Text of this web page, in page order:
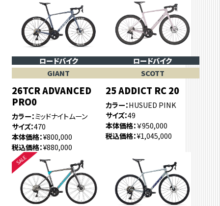
ロードバイク
GIANT
26TCR ADVANCED
PRO0
カラー ミッドナイトムーン
サイズ 470
本体価格 ¥800,000
税込価格 ¥880,000
ロードバイク
SCOTT
25 ADDICT RC 20
カラー HUSUED PINK
サイズ 49
本体価格 ￥950,000
税込価格 ¥1,045,000